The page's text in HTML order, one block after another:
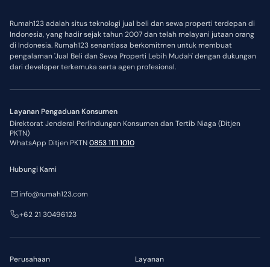
Rumah123 adalah situs teknologi jual beli dan sewa properti terdepan di
Indonesia, yang hadir sejak tahun 2007 dan telah melayani jutaan orang
di Indonesia. Rumah123 senantiasa berkomitmen untuk membuat
pengalaman 'Jual Beli dan Sewa Properti Lebih Mudah' dengan dukungan
dari developer terkemuka serta agen profesional.
Layanan Pengaduan Konsumen
Direktorat Jenderal Perlindungan Konsumen dan Tertib Niaga (Ditjen
PKTN)
WhatsApp Ditjen PKTN0853 1111 1010
Perusahaan Layanan
Hubungi Kami
info@rumah123.com
+62 21 30496123